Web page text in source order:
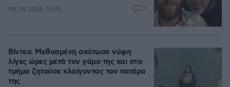
08.08.2026, 16:05 7
Βίντεο: Μεθυσμένη σκότωσε νύφη
λίγες ώρες μετά τον γάμο της και στο
τμήμα ζητούσε κλαίγοντας τον πατέρα
της